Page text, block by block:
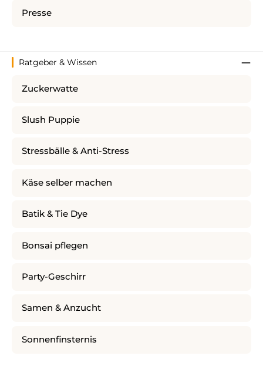
Presse
Ratgeber & Wissen
Zuckerwatte
Slush Puppie
Stressbälle & Anti-Stress
Käse selber machen
Batik & Tie Dye
Bonsai pflegen
Party-Geschirr
Samen & Anzucht
Sonnenfinsternis